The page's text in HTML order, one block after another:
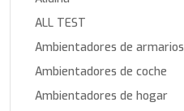
ALL TEST
Ambientadores de armarios
Ambientadores de coche
Ambientadores de hogar